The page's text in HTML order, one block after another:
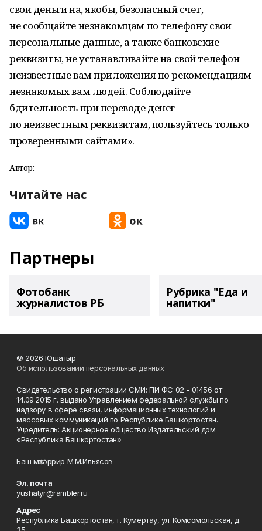
свои деньги на, якобы, безопасный счет,
не сообщайте незнакомцам по телефону свои
персональные данные, а также банковские
реквизиты, не устанавливайте на свой телефон
неизвестные вам приложения по рекомендациям
незнакомых вам людей. Соблюдайте
бдительность при переводе денег
по неизвестным реквизитам, пользуйтесь только
проверенными сайтами».
Автор:
Читайте нас
Партнеры
Фотобанк
журналистов РБ
Рубрика "Еда и
напитки"
© 2026 Юшатыр
Об использовании персональных данных
Свидетельство о регистрации СМИ: ПИ ФС 02 - 01456 от
14.09.2015 г. выдано Управлением федеральной службы по
надзору в сфере связи, информационных технологий и
массовых коммуникаций по Республике Башкортостан.
Учредитель: Акционерное общество Издательский дом
«Республика Башкортостан»
Баш мөхәррир М.М.Ильясов
Эл. почта
yushatyr@rambler.ru
Адрес
Республика Башкортостан, г. Кумертау, ул. Комсомольская, д.